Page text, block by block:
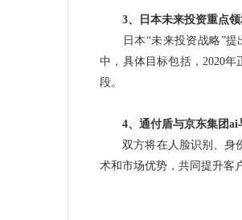
3、日本未来投资重点领
日本“未来投资战略”提
中，具体目标包括，2020年
段。
4、通付盾与京东集团ai
双方将在人脸识别、身
术和市场优势，共同提升客